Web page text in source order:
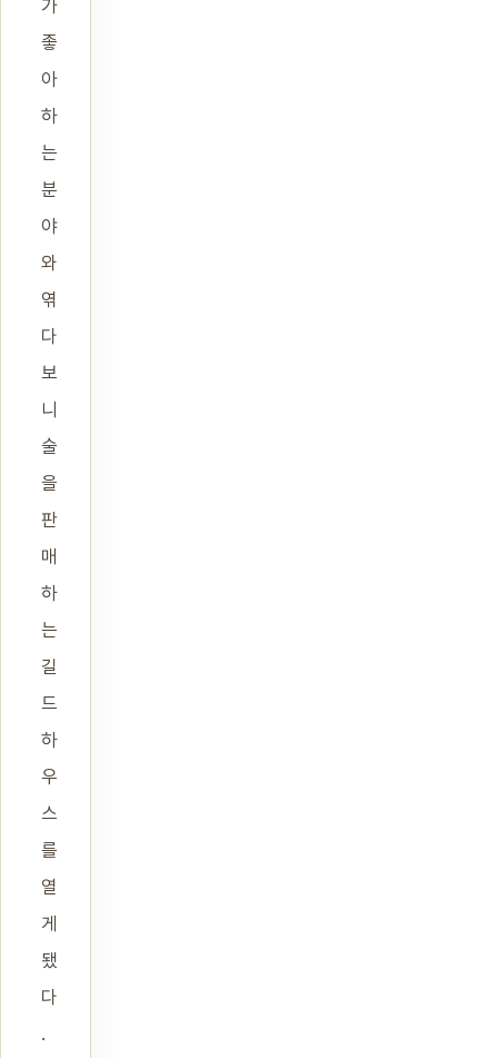
가
좋
아
하
는
분
야
와
엮
다
보
니
술
을
판
매
하
는
길
드
하
우
스
를
열
게
됐
다
.